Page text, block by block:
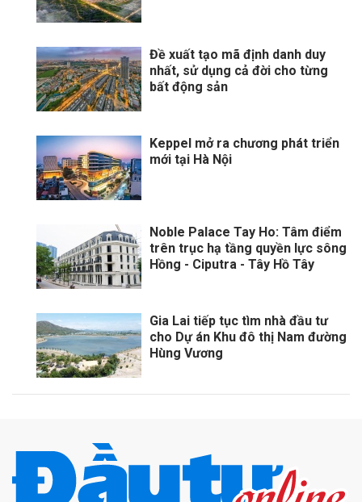
Đề xuất tạo mã định danh duy
nhất, sử dụng cả đời cho từng
bất động sản
Keppel mở ra chương phát triển
mới tại Hà Nội
Noble Palace Tay Ho: Tâm điểm
trên trục hạ tầng quyền lực sông
Hồng - Ciputra - Tây Hồ Tây
Gia Lai tiếp tục tìm nhà đầu tư
cho Dự án Khu đô thị Nam đường
Hùng Vương